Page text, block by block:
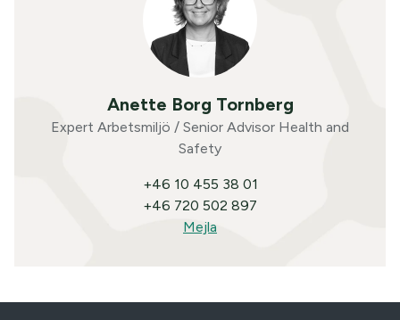
Anette Borg Tornberg
Expert Arbetsmiljö / Senior Advisor Health and
Safety
+46 10 455 38 01
+46 720 502 897
Mejla